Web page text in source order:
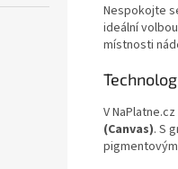
Nespokojte
ideální
místnosti
V
(Canvas). S